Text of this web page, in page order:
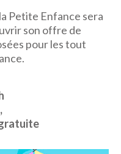
Petite Enfance sera
son offre de
pour les tout